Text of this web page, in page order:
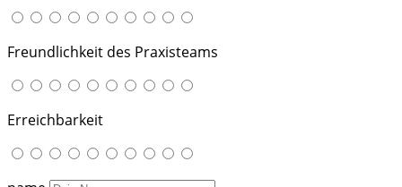
Freundlichkeit des Praxisteams
Erreichbarkeit